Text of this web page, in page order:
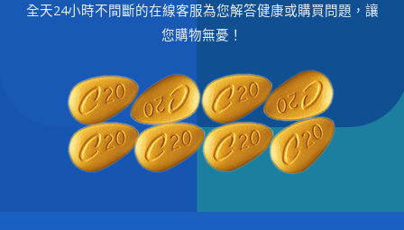
全天24小時不間斷的在線客服為您解答健康或購買問題，讓
您購物無憂！